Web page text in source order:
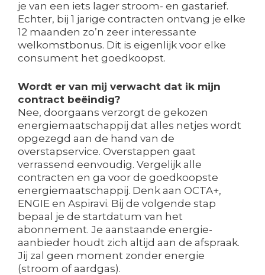
je van een iets lager stroom- en gastarief.
Echter, bij 1 jarige contracten ontvang je elke
12 maanden zo’n zeer interessante
welkomstbonus. Dit is eigenlijk voor elke
consument het goedkoopst.
Wordt er van mij verwacht dat ik mijn
contract beëindig?
Nee, doorgaans verzorgt de gekozen
energiemaatschappij dat alles netjes wordt
opgezegd aan de hand van de
overstapservice. Overstappen gaat
verrassend eenvoudig. Vergelijk alle
contracten en ga voor de goedkoopste
energiemaatschappij. Denk aan OCTA+,
ENGIE en Aspiravi. Bij de volgende stap
bepaal je de startdatum van het
abonnement. Je aanstaande energie-
aanbieder houdt zich altijd aan de afspraak.
Jij zal geen moment zonder energie
(stroom of aardgas).